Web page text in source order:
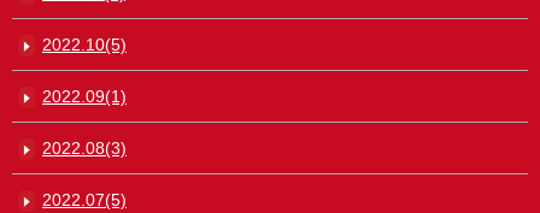
2022.10(5)
2022.09(1)
2022.08(3)
2022.07(5)